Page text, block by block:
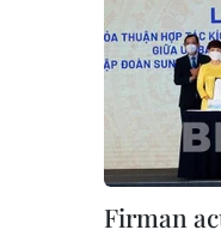
Firman